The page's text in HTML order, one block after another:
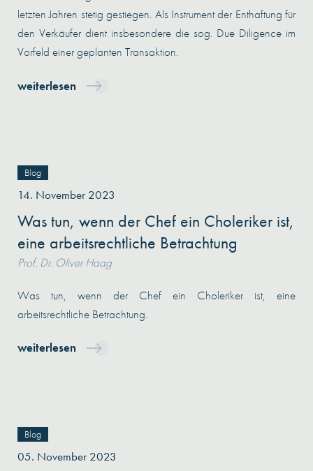
letzten Jahren stetig gestiegen. Als Instrument der Enthaftung für
den Verkäufer dient insbesondere die sog. Due Diligence im
Vorfeld einer geplanten Transaktion.
weiterlesen
Blog
14. November 2023
Was tun, wenn der Chef ein Choleriker ist,
eine arbeitsrechtliche Betrachtung
Prof. Dr. Oliver Haag
Was tun, wenn der Chef ein Choleriker ist, eine
arbeitsrechtliche Betrachtung.
weiterlesen
Blog
05. November 2023